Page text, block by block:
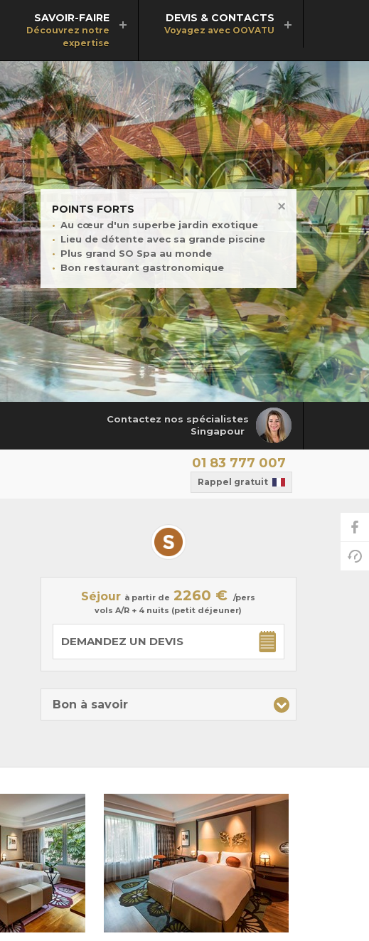
SAVOIR-FAIRE
Découvrez notre
expertise
DEVIS & CONTACTS
Voyagez avec OOVATU
POINTS FORTS
Au cœur d'un superbe jardin exotique
Lieu de détente avec sa grande piscine
Plus grand SO Spa au monde
Bon restaurant gastronomique
Contactez nos spécialistes
Singapour
01 83 777 007
Rappel gratuit
Séjour à partir de 2260 € /pers
vols A/R + 4 nuits (petit déjeuner)
DEMANDEZ UN DEVIS
Bon à savoir